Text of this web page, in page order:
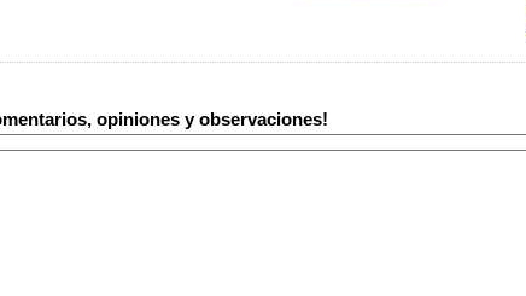
opiniones y observaciones!